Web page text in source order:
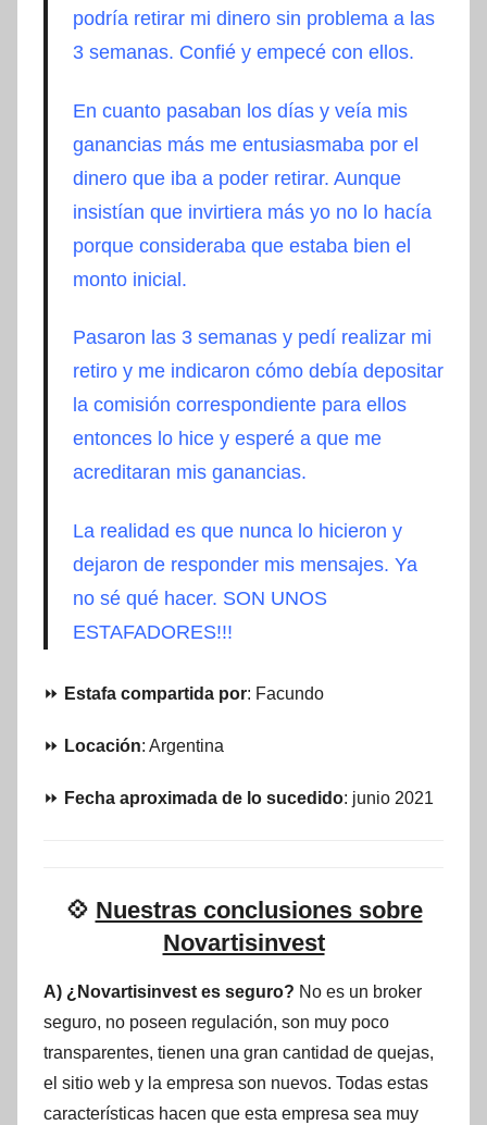
podría retirar mi dinero sin problema a las
3 semanas. Confié y empecé con ellos.
En cuanto pasaban los días y veía mis
ganancias más me entusiasmaba por el
dinero que iba a poder retirar. Aunque
insistían que invirtiera más yo no lo hacía
porque consideraba que estaba bien el
monto inicial.
Pasaron las 3 semanas y pedí realizar mi
retiro y me indicaron cómo debía depositar
la comisión correspondiente para ellos
entonces lo hice y esperé a que me
acreditaran mis ganancias.
La realidad es que nunca lo hicieron y
dejaron de responder mis mensajes. Ya
no sé qué hacer. SON UNOS
ESTAFADORES!!!
⏩ Estafa compartida por: Facundo
⏩ Locación: Argentina
⏩ Fecha aproximada de lo sucedido: junio 2021
💠 Nuestras conclusiones sobre
Novartisinvest
A) ¿Novartisinvest es seguro? No es un broker
seguro, no poseen regulación, son muy poco
transparentes, tienen una gran cantidad de quejas,
el sitio web y la empresa son nuevos. Todas estas
características hacen que esta empresa sea muy